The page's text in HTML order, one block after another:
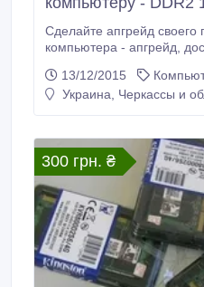
Сделайте апгрейд своего
компьютера - апгрейд, доступный каждому.
DDR2 1GB 2GB 4Gb
продаже: новая
AMD* - 315 грн.
13/12/2015
Украина, Черкассы и
300 грн. ₴